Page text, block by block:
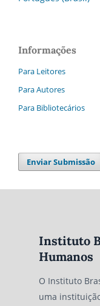
Informações
Para Leitores
Para Autores
Para Bibliotecários
Enviar Submissão
Instituto
Humanos
O Instituto
uma